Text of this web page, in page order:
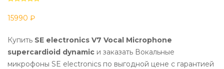
15990 ₽
Купить SE electronics V7 Vocal Microphone
supercardioid dynamic и заказать Вокальные
микрофоны SE electronics по выгодной цене с гарантией